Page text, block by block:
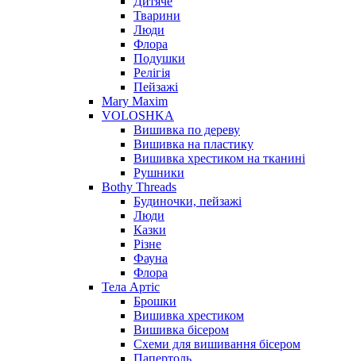
Тварини
Люди
Флора
Подушки
Релігія
Пейзажі
Mary Maxim
VOLOSHKA
Вишивка по дереву
Вишивка на пластику
Вишивка хрестиком на тканині
Рушники
Bothy Threads
Будиночки, пейзажі
Люди
Казки
Різне
Фауна
Флора
Тела Артіс
Брошки
Вишивка хрестиком
Вишивка бісером
Схеми для вишивання бісером
Папертоль